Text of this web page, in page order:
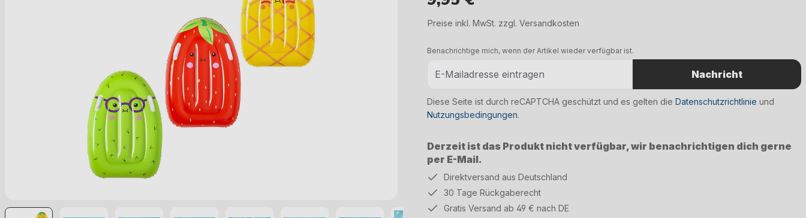
Preise inkl. MwSt. zzgl. Versandkosten
Derzeit ist das Produkt nicht verfügbar, wir benachrichtigen dich gerne
per E-Mail.
Benachrichtige mich, wenn der Artikel wieder verfügbar ist.
Nachricht
Diese Seite ist durch reCAPTCHA geschützt und es gelten die Datenschutzrichtlinie und
Nutzungsbedingungen.
Direktversand aus Deutschland
30 Tage Rückgaberecht
Gratis Versand ab 49 € nach DE